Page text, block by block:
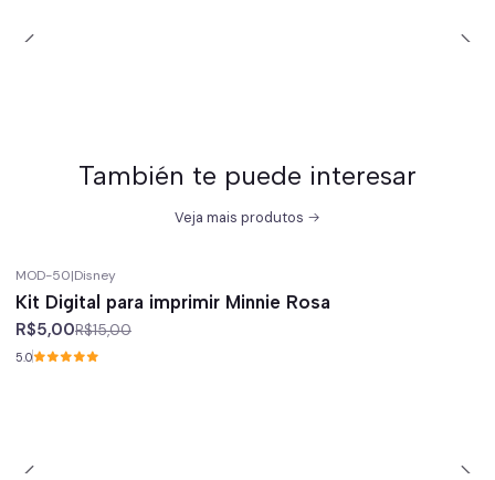
También te puede interesar
Veja mais produtos
MOD-50|Disney
Kit Digital para imprimir Minnie Rosa
R$5,00R$15,00
5.0